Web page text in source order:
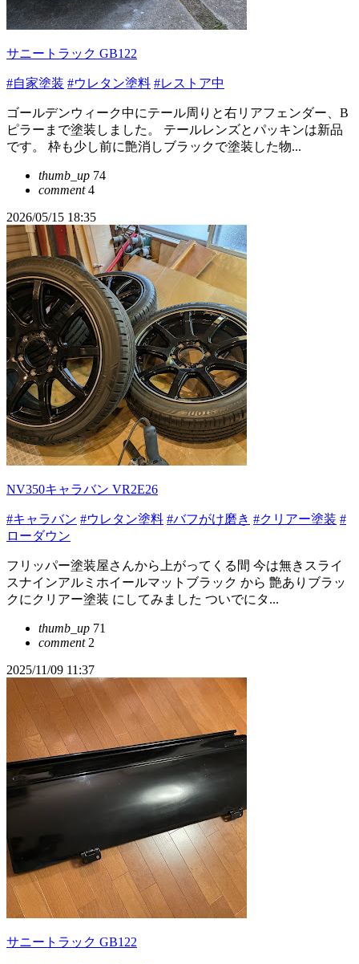
サニートラック GB122
#自家塗装 #ウレタン塗料 #レストア中
ゴールデンウィーク中にテール周りと右リアフェンダー、B
ピラーまで塗装しました。 テールレンズとパッキンは新品
です。 枠も少し前に艶消しブラックで塗装した物...
thumb_up 74
comment4
2026/05/15 18:35
NV350キャラバン VR2E26
#キャラバン #ウレタン塗料 #バフがけ磨き #クリアー塗装 #
ローダウン
フリッパー塗装屋さんから上がってくる間 今は無きスライ
スナインアルミホイールマットブラック から 艶ありブラッ
クにクリアー塗装 にしてみました ついでにタ...
thumb_up 71
comment2
2025/11/09 11:37
サニートラック GB122